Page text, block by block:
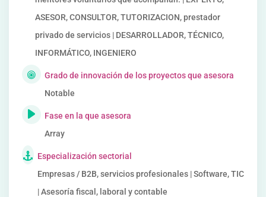
ASESOR, CONSULTOR, TUTORIZACION, prestador
privado de servicios | DESARROLLADOR, TÉCNICO,
INFORMÁTICO, INGENIERO
Grado de innovación de los proyectos que asesora
Notable
Fase en la que asesora
Array
Especialización sectorial
Empresas / B2B, servicios profesionales | Software, TIC
| Asesoría fiscal, laboral y contable